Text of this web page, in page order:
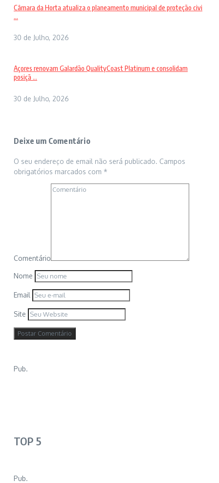
Câmara da Horta atualiza o planeamento municipal de proteção civi
...
30 de Julho, 2026
Açores renovam Galardão QualityCoast Platinum e consolidam
posiçã ...
30 de Julho, 2026
Deixe um Comentário
O seu endereço de email não será publicado. Campos
obrigatórios marcados com *
Comentário
Nome
Email
Site
Pub.
TOP 5
Pub.